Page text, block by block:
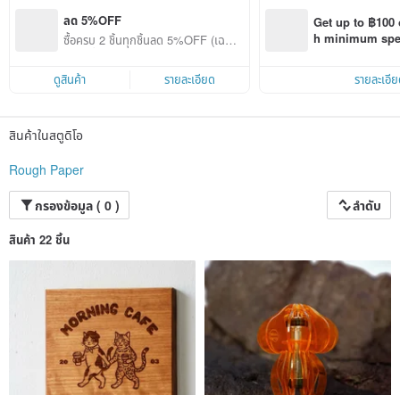
those who want something different and quality stuffs. Have Fun!
ลด 5%OFF
ซื้อครบ 2 ชิ้นทุกชิ้นลด 5%OFF (เฉพาะ
ดูสินค้า
รายละเอียด
Get up to ฿
h minimum
รายละเอี
สินค้าในสตูดิโอ
Rough Paper
กรองข้อมูล ( 0 )
ลำดับ
สินค้า 22 ชิ้น